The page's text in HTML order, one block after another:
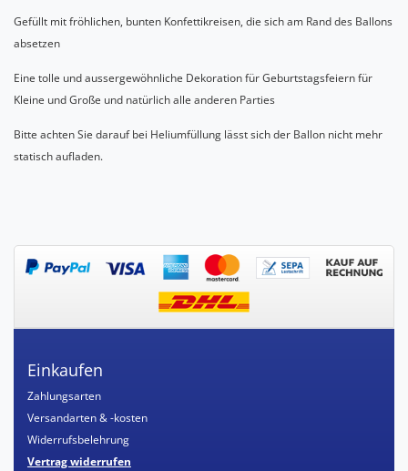
Gefüllt mit fröhlichen, bunten Konfettikreisen, die sich am Rand des Ballons
absetzen
Eine tolle und aussergewöhnliche Dekoration für Geburtstagsfeiern für
Kleine und Große und natürlich alle anderen Parties
Bitte achten Sie darauf bei Heliumfüllung lässt sich der Ballon nicht mehr
statisch aufladen.
Einkaufen
Zahlungsarten
Versandarten & -kosten
Widerrufsbelehrung
Vertrag widerrufen